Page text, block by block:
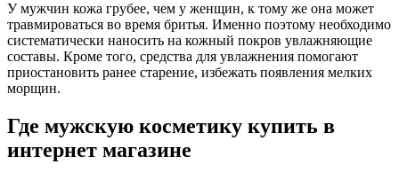
У мужчин кожа грубее, чем у женщин, к тому же она может
травмироваться во время бритья. Именно поэтому необходимо
систематически наносить на кожный покров увлажняющие
составы. Кроме того, средства для увлажнения помогают
приостановить ранее старение, избежать появления мелких
морщин.
Где мужскую косметику купить в
интернет магазине